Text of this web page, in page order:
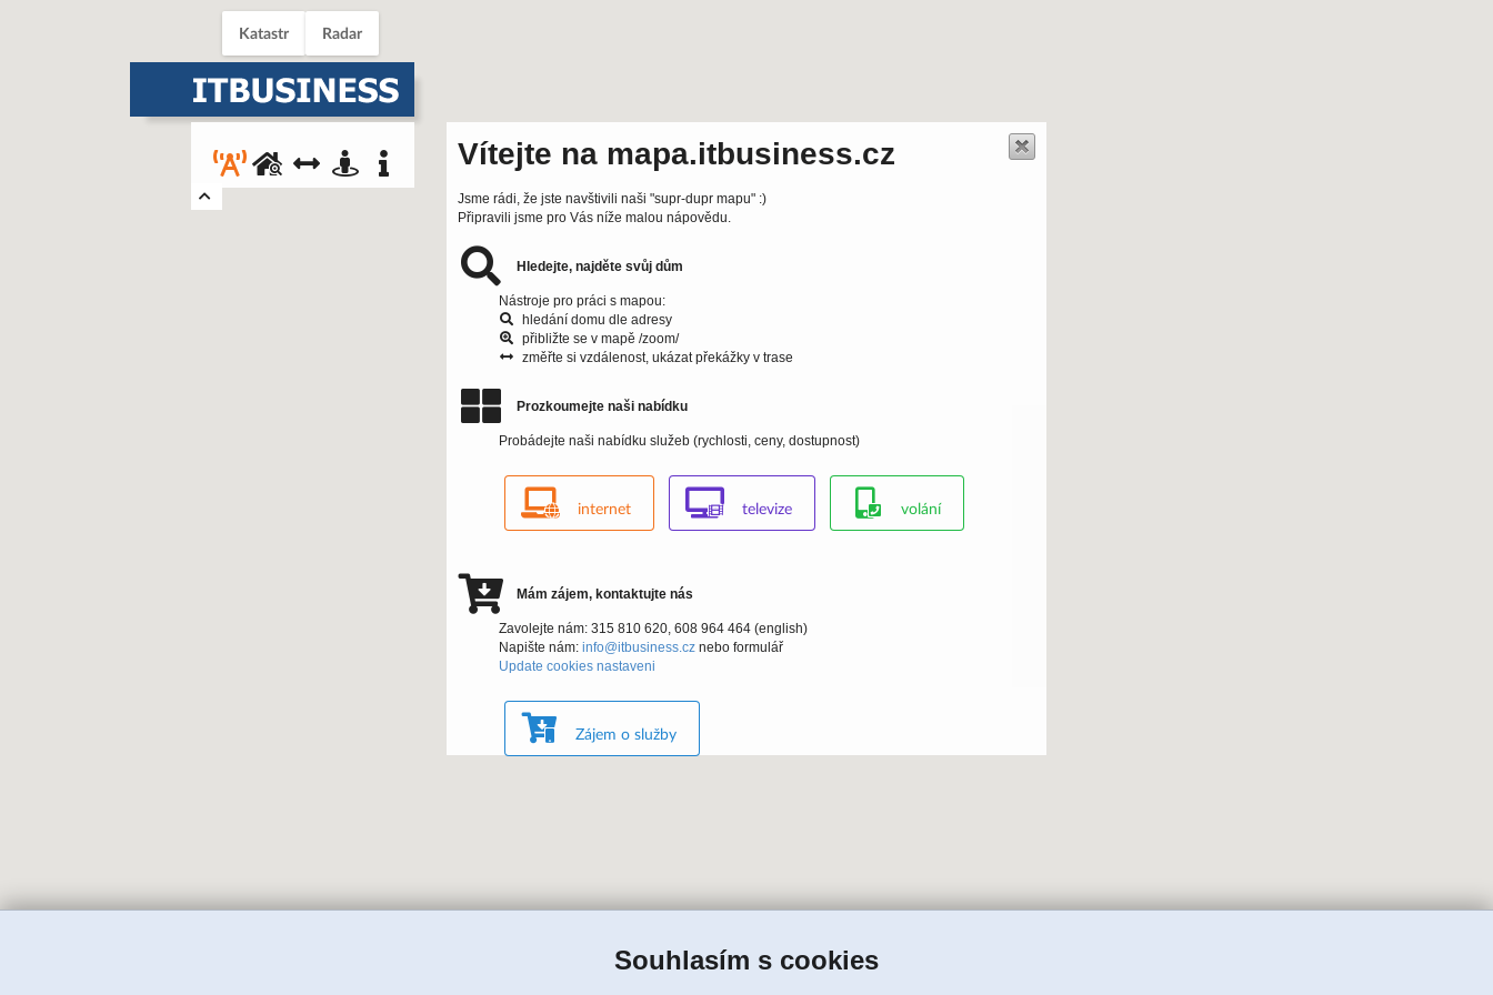
Souhlasím s cookies
Katastr Radar
Vítejte na mapa.itbusiness.cz
Jsme rádi, že jste navštivili naši "supr-dupr mapu" :)
Připravili jsme pro Vás níže malou nápovědu.
Hledejte, najděte svůj dům
Nástroje pro práci s mapou:
hledání domu dle adresy
přibližte se v mapě /zoom/
změřte si vzdálenost, ukázat překážky v trase
Prozkoumejte naši nabídku
Probádejte naši nabídku služeb (rychlosti, ceny, dostupnost)
internet televize volání
Mám zájem, kontaktujte nás
Zavolejte nám: 315 810 620, 608 964 464 (english)
Napište nám: info@itbusiness.cz nebo formulář
Update cookies nastaveni
Zájem o služby